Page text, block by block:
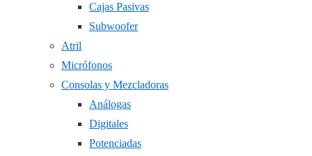
Cajas Pasivas
Subwoofer
Atril
Micrófonos
Consolas y Mezcladoras
Análogas
Digitales
Potenciadas